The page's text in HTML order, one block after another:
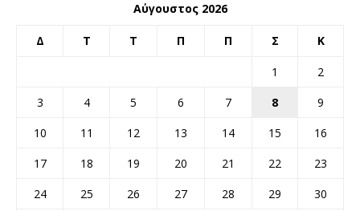
Αύγουστος 2026
Δ Τ Τ Π Π Σ Κ
1
2
3
4 5 6 7 8
9
10
11 12 13 14 15
16
17
18 19 20 21 22
23
24
25 26 27 28 29
30